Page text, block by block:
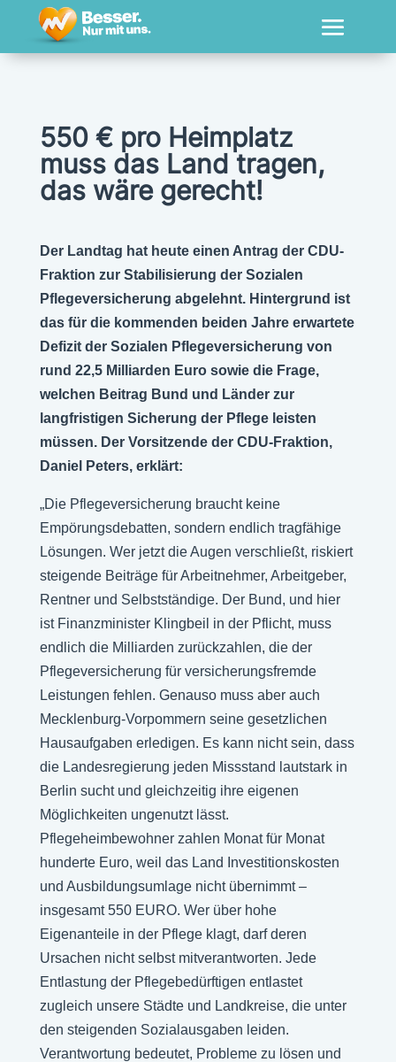
550 € pro Heimplatz
muss das Land tragen,
das wäre gerecht!
Der Landtag hat heute einen Antrag der CDU-
Fraktion zur Stabilisierung der Sozialen
Pflegeversicherung abgelehnt. Hintergrund ist
das für die kommenden beiden Jahre erwartete
Defizit der Sozialen Pflegeversicherung von
rund 22,5 Milliarden Euro sowie die Frage,
welchen Beitrag Bund und Länder zur
langfristigen Sicherung der Pflege leisten
müssen. Der Vorsitzende der CDU-Fraktion,
Daniel Peters, erklärt:
„Die Pflegeversicherung braucht keine
Empörungsdebatten, sondern endlich tragfähige
Lösungen. Wer jetzt die Augen verschließt, riskiert
steigende Beiträge für Arbeitnehmer, Arbeitgeber,
Rentner und Selbstständige. Der Bund, und hier
ist Finanzminister Klingbeil in der Pflicht, muss
endlich die Milliarden zurückzahlen, die der
Pflegeversicherung für versicherungsfremde
Leistungen fehlen. Genauso muss aber auch
Mecklenburg-Vorpommern seine gesetzlichen
Hausaufgaben erledigen. Es kann nicht sein, dass
die Landesregierung jeden Missstand lautstark in
Berlin sucht und gleichzeitig ihre eigenen
Möglichkeiten ungenutzt lässt.
Pflegeheimbewohner zahlen Monat für Monat
hunderte Euro, weil das Land Investitionskosten
und Ausbildungsumlage nicht übernimmt –
insgesamt 550 EURO. Wer über hohe
Eigenanteile in der Pflege klagt, darf deren
Ursachen nicht selbst mitverantworten. Jede
Entlastung der Pflegebedürftigen entlastet
zugleich unsere Städte und Landkreise, die unter
den steigenden Sozialausgaben leiden.
Verantwortung bedeutet, Probleme zu lösen und